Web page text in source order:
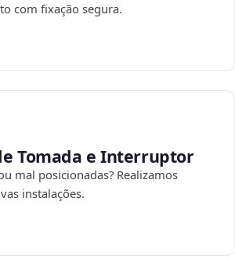
com fixação segura.
Tomada e Interruptor
mal posicionadas? Realizamos
instalações.